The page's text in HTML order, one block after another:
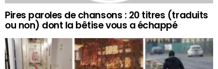
Pires paroles de chansons : 20 titres (traduits
ou non) dont la bêtise vous a échappé